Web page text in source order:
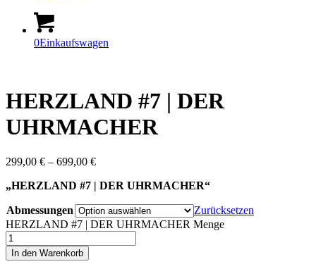
0Einkaufswagen
HERZLAND #7 | DER
UHRMACHER
299,00 € – 699,00 €
„HERZLAND #7 | DER UHRMACHER“
Abmessungen
Zurücksetzen
HERZLAND #7 | DER UHRMACHER Menge
In den Warenkorb